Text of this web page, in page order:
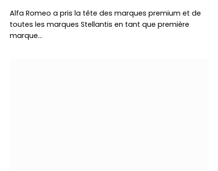
Alfa Romeo a pris la tête des marques premium et de
toutes les marques Stellantis en tant que première
marque…